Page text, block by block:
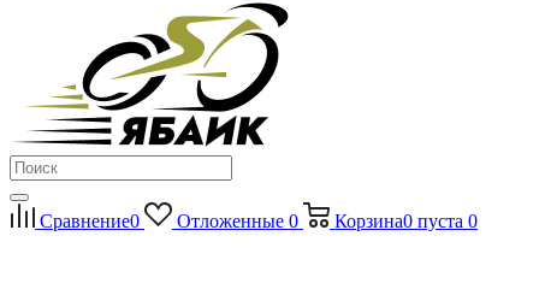
Сравнение0 Отложенные 0 Корзина0 пуста 0